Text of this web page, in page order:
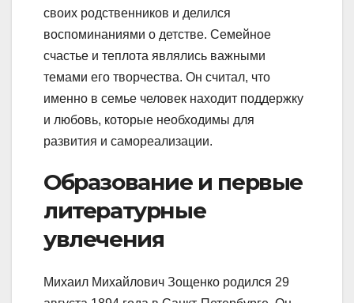
своих родственников и делился
воспоминаниями о детстве. Семейное
счастье и теплота являлись важными
темами его творчества. Он считал, что
именно в семье человек находит поддержку
и любовь, которые необходимы для
развития и самореализации.
Образование и первые
литературные
увлечения
Михаил Михайлович Зощенко родился 29